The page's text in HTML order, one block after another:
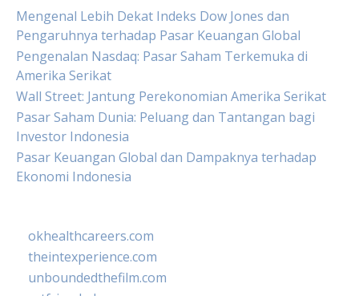
Mengenal Lebih Dekat Indeks Dow Jones dan
Pengaruhnya terhadap Pasar Keuangan Global
Pengenalan Nasdaq: Pasar Saham Terkemuka di
Amerika Serikat
Wall Street: Jantung Perekonomian Amerika Serikat
Pasar Saham Dunia: Peluang dan Tantangan bagi
Investor Indonesia
Pasar Keuangan Global dan Dampaknya terhadap
Ekonomi Indonesia
okhealthcareers.com
theintexperience.com
unboundedthefilm.com